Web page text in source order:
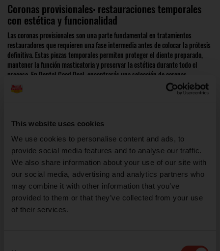
This website uses cookies
We use cookies to personalise content and ads, to
provide social media features and to analyse our traffic.
We also share information about your use of our site with
our social media, advertising and analytics partners who
may combine it with other information that you’ve
provided to them or that they’ve collected from your use
of their services.
Coronas provisionales: restauraciones temporales
con estética y funcionalidad
Las coronas provisionales son una parte fundamental en tratamientos
restauradores que requieren una fase intermedia antes de colocar la prótesis
definitiva. Estas piezas temporales permiten proteger el diente preparado,
mantener la función masticatoria y preservar la estética durante todo el
proceso. En Dental Good Deal, encontrarás una selección de coronas
provisionales listas para usar, con excelente ajuste anatómico y fácil
manipulación clínica.
cementar
Nuestras coronas provisionales están fabricadas en policarbonato, resina o
materiales compuestos de alta resistencia, lo que garantiza su estabilidad y
durabilidad durante semanas o incluso meses. Están preformadas en
diferentes tamaños para adaptarse a molares, premolares y dientes
anteriores, permitiendo una rápida selección y ajuste en clínica.
Para asegurar una correcta fijación temporal, puedes consultar nuestra
categoría de cementos dentales, donde encontrarás cementos provisionales